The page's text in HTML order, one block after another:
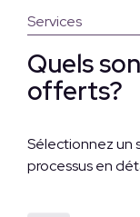
Services
Quels
offerts?
Sélectionnez un
processus en